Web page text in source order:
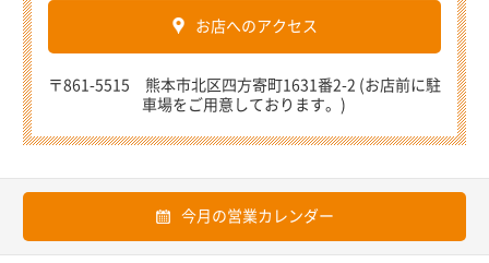
お店へのアクセス
〒861-5515 熊本市北区四方寄町1631番2-2 (お店前に駐
車場をご用意しております。)
今月の営業カレンダー